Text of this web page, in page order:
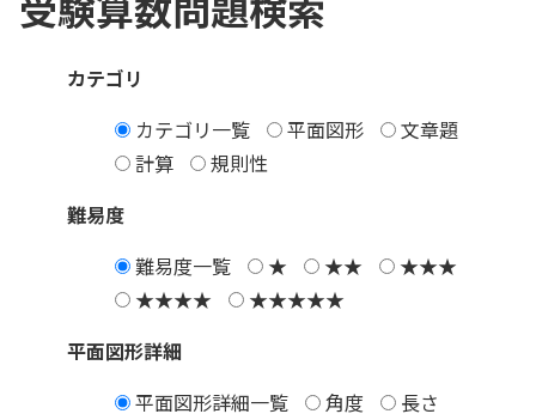
カテゴリ
カテゴリ一覧
平面図形
文章題
計算
規則性
難易度
難易度一覧
★ ★★
★★★
★★★★
★★★★★
平面図形詳細
平面図形詳細一覧
角度
長さ